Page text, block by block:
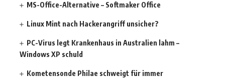
MS-Office-Alternative – Softmaker Office
Linux Mint nach Hackerangriff unsicher?
PC-Virus legt Krankenhaus in Australien lahm –
Windows XP schuld
Kometensonde Philae schweigt für immer